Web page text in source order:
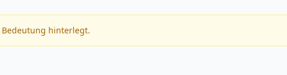
hinterlegt.